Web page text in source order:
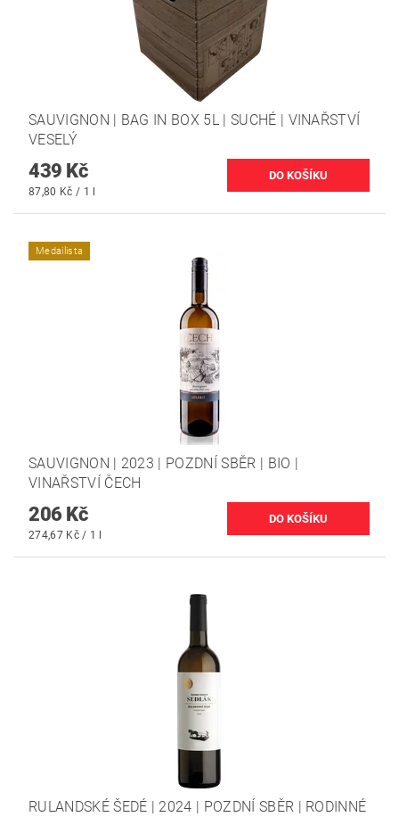
SAUVIGNON | BAG IN BOX 5L | SUCHÉ | VINAŘSTVÍ
VESELÝ
439 Kč
87,80 Kč / 1 l
Medailista
SAUVIGNON | 2023 | POZDNÍ SBĚR | BIO |
VINAŘSTVÍ ČECH
206 Kč
274,67 Kč / 1 l
RULANDSKÉ ŠEDÉ | 2024 | POZDNÍ SBĚR | RODINNÉ